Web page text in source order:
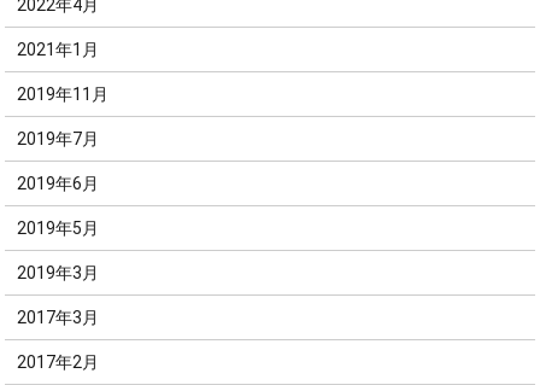
2022年4月
2021年1月
2019年11月
2019年7月
2019年6月
2019年5月
2019年3月
2017年3月
2017年2月